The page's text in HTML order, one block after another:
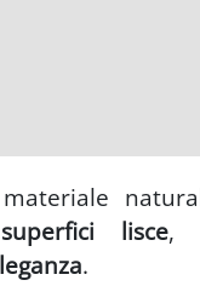
superfici lisce,
.